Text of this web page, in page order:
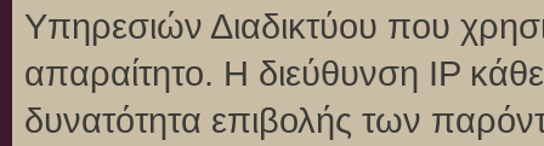
Υπηρεσιών Διαδικτύου που
απαραίτητο. Η διεύθυνση IP
δυνατότητα επιβολής των